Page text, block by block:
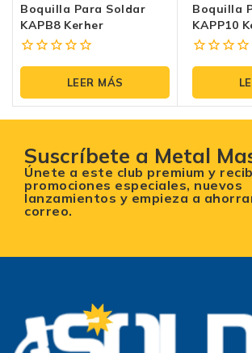
Boquilla Para Soldar
KAPB8 Kerher
0
de
5
LEER MÁS
Boquilla
KAPP10
0
de
5
Suscríbete a Metal
Únete a este club premium y
promociones especiales, nuevos
lanzamientos y empieza a
correo.